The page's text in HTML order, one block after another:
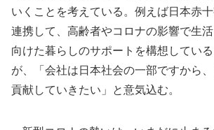
いくことを考えている。例えば日本赤
連携して、高齢者やコロナの影響で生
向けた暮らしのサポートを構想してい
が、「会社は日本社会の一部ですから
貢献していきたい」と意気込む。